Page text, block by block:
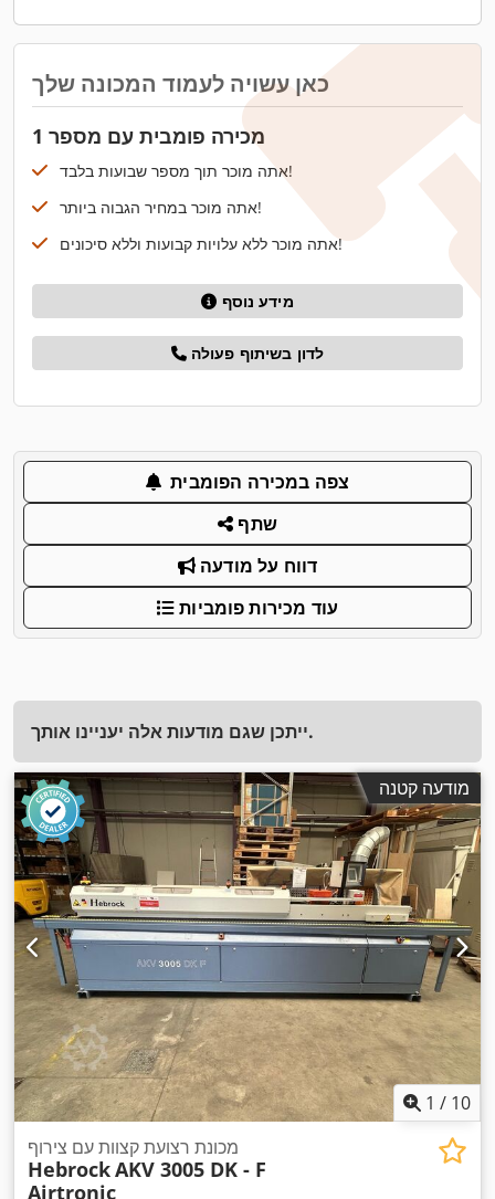
כאן עשויה לעמוד המכונה שלך
מכירה פומבית עם מספר 1
אתה מוכר תוך מספר שבועות בלבד!
אתה מוכר במחיר הגבוה ביותר!
אתה מוכר ללא עלויות קבועות וללא סיכונים!
מידע נוסף
לדון בשיתוף פעולה
צפה במכירה הפומבית
שתף
דווח על מודעה
עוד מכירות פומביות
ייתכן שגם מודעות אלה יעניינו אותך.
מודעה קטנה
1 / 10
מכונת רצועת קצוות עם צירוף
HebrockAKV 3005 DK - F
Airtronic